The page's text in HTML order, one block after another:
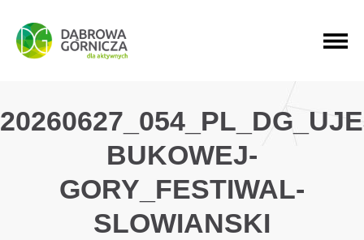
PRZEJDŹ DO MENU GŁÓWNEGO
PRZEJDŹ DO WYSZUKIWARKI
PRZEJDŹ DO TREŚCI
BUKOWEJ-
GORY_FESTIWAL-
SLOWIANSKI